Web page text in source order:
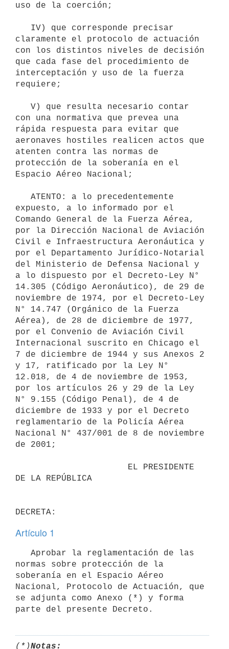
uso de la coerción;
claramente el protocolo de actuación
con los distintos niveles de decisión
que cada fase del procedimiento de
interceptación y uso de la fuerza
requiere;
con una normativa que prevea una
rápida respuesta para evitar que
aeronaves hostiles realicen actos que
atenten contra las normas de
protección de la soberanía en el
Espacio Aéreo Nacional;
expuesto, a lo informado por el
Comando General de la Fuerza Aérea,
por la Dirección Nacional de Aviación
Civil e Infraestructura Aeronáutica y
por el Departamento Jurídico-Notarial
del Ministerio de Defensa Nacional y
a lo dispuesto por el Decreto-Ley N°
14.305 (Código Aeronáutico), de 29 de
noviembre de 1974, por el Decreto-Ley
N° 14.747 (Orgánico de la Fuerza
Aérea), de 28 de diciembre de 1977,
por el Convenio de Aviación Civil
Internacional suscrito en Chicago el
7 de diciembre de 1944 y sus Anexos 2
y 17, ratificado por la Ley N°
12.018, de 4 de noviembre de 1953,
por los artículos 26 y 29 de la Ley
N° 9.155 (Código Penal), de 4 de
diciembre de 1933 y por el Decreto
reglamentario de la Policía Aérea
Nacional N° 437/001 de 8 de noviembre
de 2001;
DE LA REPÚBLICA
Artículo 1
normas sobre protección de la
soberanía en el Espacio Aéreo
Nacional, Protocolo de Actuación, que
se adjunta como Anexo (*) y forma
parte del presente Decreto.
(*)Notas: